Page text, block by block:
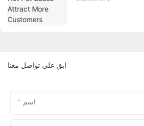
ابق على تواصل معنا
اسم